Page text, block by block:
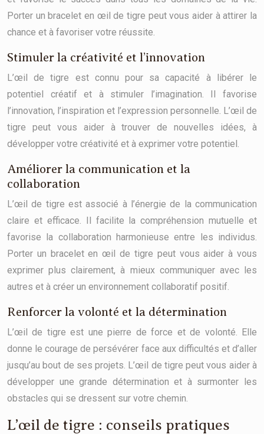
Porter un bracelet en œil de tigre peut vous aider à attirer la
chance et à favoriser votre réussite.
Stimuler la créativité et l’innovation
L’œil de tigre est connu pour sa capacité à libérer le
potentiel créatif et à stimuler l’imagination. Il favorise
l’innovation, l’inspiration et l’expression personnelle. L’œil de
tigre peut vous aider à trouver de nouvelles idées, à
développer votre créativité et à exprimer votre potentiel.
Améliorer la communication et la
collaboration
L’œil de tigre est associé à l’énergie de la communication
claire et efficace. Il facilite la compréhension mutuelle et
favorise la collaboration harmonieuse entre les individus.
Porter un bracelet en œil de tigre peut vous aider à vous
exprimer plus clairement, à mieux communiquer avec les
autres et à créer un environnement collaboratif positif.
Renforcer la volonté et la détermination
L’œil de tigre est une pierre de force et de volonté. Elle
donne le courage de persévérer face aux difficultés et d’aller
jusqu’au bout de ses projets. L’œil de tigre peut vous aider à
développer une grande détermination et à surmonter les
obstacles qui se dressent sur votre chemin.
L’œil de tigre : conseils pratiques